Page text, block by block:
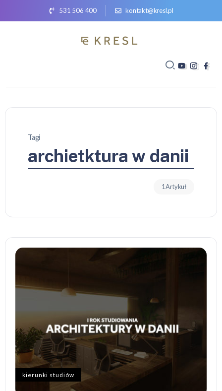
531 506 400 kontakt@kresl.pl
Tagi
archietktura w danii
1 Artykuł
kierunki studiów